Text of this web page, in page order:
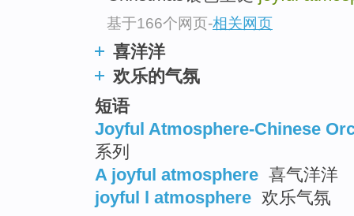
基于166个网页-相关网页
喜洋洋
欢乐的气氛
短语
Joyful Atmosphere-Chinese
系列
A joyful atmosphere 喜气洋洋
joyful l atmosphere 欢乐气氛